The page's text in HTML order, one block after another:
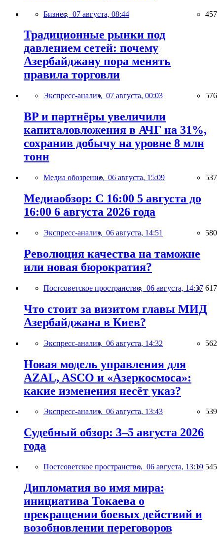
Бизнес, 07 августа, 08:44 457
Традиционные рынки под
давлением сетей: почему
Азербайджану пора менять
правила торговли
Экспресс-анализ, 07 августа, 00:03 576
BP и партнёры увеличили
капиталовложения в АЧГ на 31%,
сохранив добычу на уровне 8 млн
тонн
Медиа обозрение, 06 августа, 15:09 537
Медиаобзор: С 16:00 5 августа до
16:00 6 августа 2026 года
Экспресс-анализ, 06 августа, 14:51 580
Революция качества на таможне
или новая бюрократия?
Постсоветское пространство, 06 августа, 14:37 617
Что стоит за визитом главы МИД
Азербайджана в Киев?
Экспресс-анализ, 06 августа, 14:32 562
Новая модель управления для
AZAL, ASCO и «Азеркосмоса»:
какие изменения несёт указ?
Экспресс-анализ, 06 августа, 13:43 539
Судебный обзор: 3–5 августа 2026
года
Постсоветское пространство, 06 августа, 13:19 545
Дипломатия во имя мира:
инициатива Токаева о
прекращении боевых действий и
возобновлении переговоров